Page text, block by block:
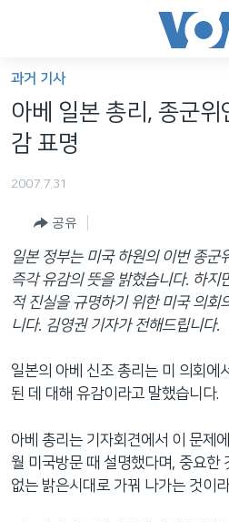
가
능
링
인
비
세계
프로그램
주파수 안내
언어 선택
과거 기사
아베 일본 총리, 종군
감 표명
2007.7.31
공유
일본 정부는 미국 하원의 이번 종군
즉각 유감의 뜻을 밝혔습니다. 하지
적 진실을 규명하기 위한 미국 의회
니다. 김영권 기자가 전해드립니다.
일본의 아베 신조 총리는 미 의회에
된 데 대해 유감이라고 말했습니다.
아베 총리는 기자회견에서 이 문제
월 미국방문 때 설명했다며, 중요한
없는 밝은시대로 가꿔 나가는 것이